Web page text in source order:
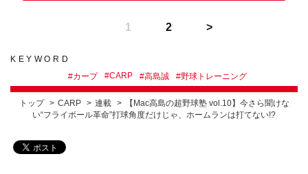
1 2
KEYWORD
#カープ #CARP #高島誠 #野球トレーニング
トップ CARP 連載
【Mac高島の超野球塾 vol.10】今さら聞けな
い“フライボール革命”打球角度だけじゃ、ホームランは打てない!?